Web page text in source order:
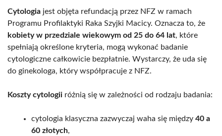
Cytologia jest objęta refundacją przez NFZ w ramach
Programu Profilaktyki Raka Szyjki Macicy. Oznacza to, że
kobiety w przedziale wiekowym od 25 do 64 lat, które
spełniają określone kryteria, mogą wykonać badanie
cytologiczne całkowicie bezpłatnie. Wystarczy, że uda się
do ginekologa, który współpracuje z NFZ.
Koszty cytologii różnią się w zależności od rodzaju badania:
cytologia klasyczna zazwyczaj waha się między 40 a
60 złotych,